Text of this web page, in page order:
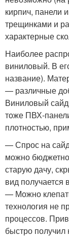
кирпич, панели
трещинками и
характерные
Наиболее
виниловый. В
название).
— различные
Виниловый
тоже ПВХ-
плотностью,
— Спрос на
можно
старую дачу,
вид получается
— Можно
технология не
процессов.
быстро получил